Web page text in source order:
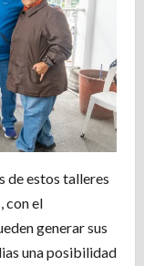
de estos talleres
con el
generar sus
una posibilidad